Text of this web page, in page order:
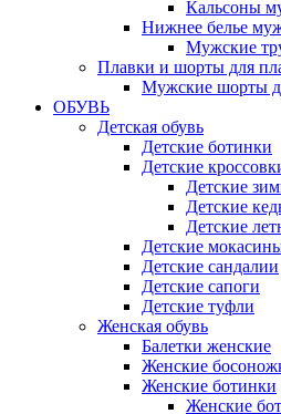
Кальсоны
Нижнее белье
Мужские
Плавки и шорты для
Мужские шорты
ОБУВЬ
Детская обувь
Детские ботинки
Детские
Детские
Детские
Детские
Детские
Детские сандалии
Детские сапоги
Детские туфли
Женская обувь
Балетки женские
Женские
Женские ботинки
Женские